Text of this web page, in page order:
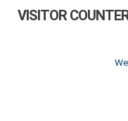
VISITOR